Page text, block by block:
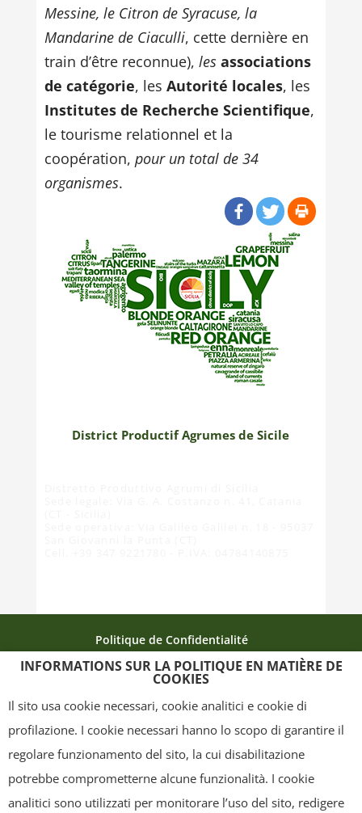
Messine, le Citron de Syracuse, la
Mandarine de Ciaculli, cette dernière en
train d’être reconnue), les associations
de catégorie, les Autorité locales, les
Institutes de Recherche Scientifique,
le tourisme relationnel et la
coopération, pour un total de 34
organismes.
District Productif Agrumes de Sicile
Politique de Confidentialité
Politique relative aux cookies
La carte du site
grafica ed il layout) sono di proprietà del "Distretto Produttivo Agrumi di
INFORMATIONS SUR LA POLITIQUE EN MATIÈRE DE
COOKIES
Il sito usa cookie necessari, cookie analitici e cookie di
profilazione. I cookie necessari hanno lo scopo di garantire il
regolare funzionamento del sito, la cui disabilitazione
potrebbe comprometterne alcune funzionalità. I cookie
analitici sono utilizzati per monitorare l’uso del sito, redigere